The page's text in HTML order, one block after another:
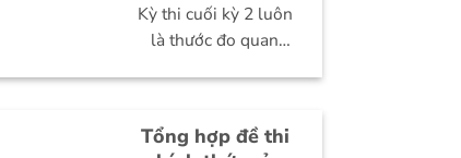
Kỳ thi cuối kỳ 2 luôn
là thước đo quan
Tổng hợp đề thi